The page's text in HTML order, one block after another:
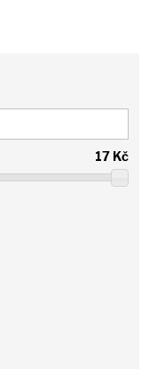
17 Kč